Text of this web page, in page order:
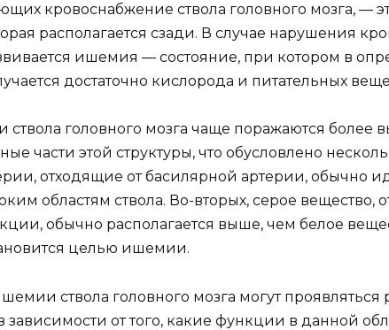
кровоснабжение ствола головного мозга, —
располагается сзади. В случае нарушения
ишемия — состояние, при котором в
достаточно кислорода и питательных
головного мозга чаще поражаются более
части этой структуры, что обусловлено
отходящие от басилярной артерии, обычно
областям ствола. Во-вторых, серое вещество,
обычно располагается выше, чем белое
целью ишемии.
ствола головного мозга могут проявляться
зависимости от того, какие функции в данной